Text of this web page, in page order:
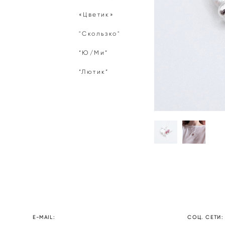
«Цветик»
"Скользко"
“Ю/Ми”
“Лютик”
E-MAIL: СОЦ. СЕТИ: